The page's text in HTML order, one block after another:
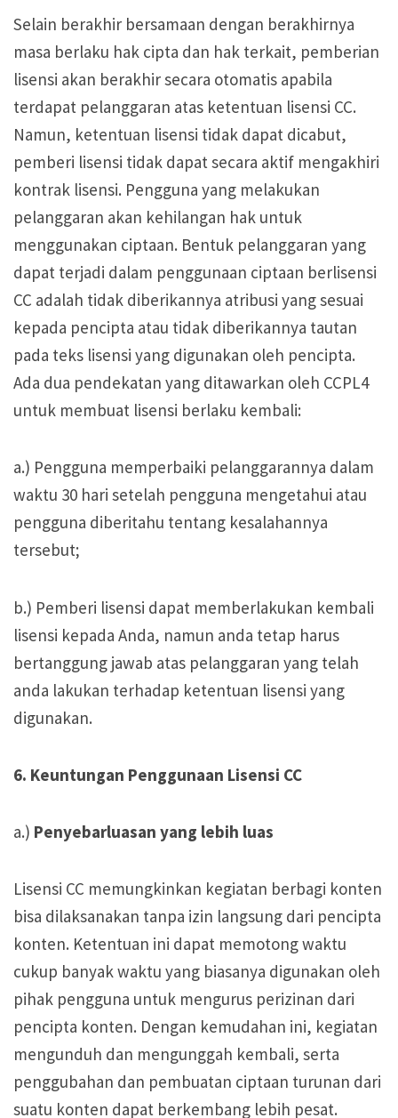
Selain berakhir bersamaan dengan berakhirnya
masa berlaku hak cipta dan hak terkait, pemberian
lisensi akan berakhir secara otomatis apabila
terdapat pelanggaran atas ketentuan lisensi CC.
Namun, ketentuan lisensi tidak dapat dicabut,
pemberi lisensi tidak dapat secara aktif mengakhiri
kontrak lisensi. Pengguna yang melakukan
pelanggaran akan kehilangan hak untuk
menggunakan ciptaan. Bentuk pelanggaran yang
dapat terjadi dalam penggunaan ciptaan berlisensi
CC adalah tidak diberikannya atribusi yang sesuai
kepada pencipta atau tidak diberikannya tautan
pada teks lisensi yang digunakan oleh pencipta.
Ada dua pendekatan yang ditawarkan oleh CCPL4
untuk membuat lisensi berlaku kembali:
a.) Pengguna memperbaiki pelanggarannya dalam
waktu 30 hari setelah pengguna mengetahui atau
pengguna diberitahu tentang kesalahannya
tersebut;
b.) Pemberi lisensi dapat memberlakukan kembali
lisensi kepada Anda, namun anda tetap harus
bertanggung jawab atas pelanggaran yang telah
anda lakukan terhadap ketentuan lisensi yang
digunakan.
6. Keuntungan Penggunaan Lisensi CC
a.) Penyebarluasan yang lebih luas
Lisensi CC memungkinkan kegiatan berbagi konten
bisa dilaksanakan tanpa izin langsung dari pencipta
konten. Ketentuan ini dapat memotong waktu
cukup banyak waktu yang biasanya digunakan oleh
pihak pengguna untuk mengurus perizinan dari
pencipta konten. Dengan kemudahan ini, kegiatan
mengunduh dan mengunggah kembali, serta
penggubahan dan pembuatan ciptaan turunan dari
suatu konten dapat berkembang lebih pesat.